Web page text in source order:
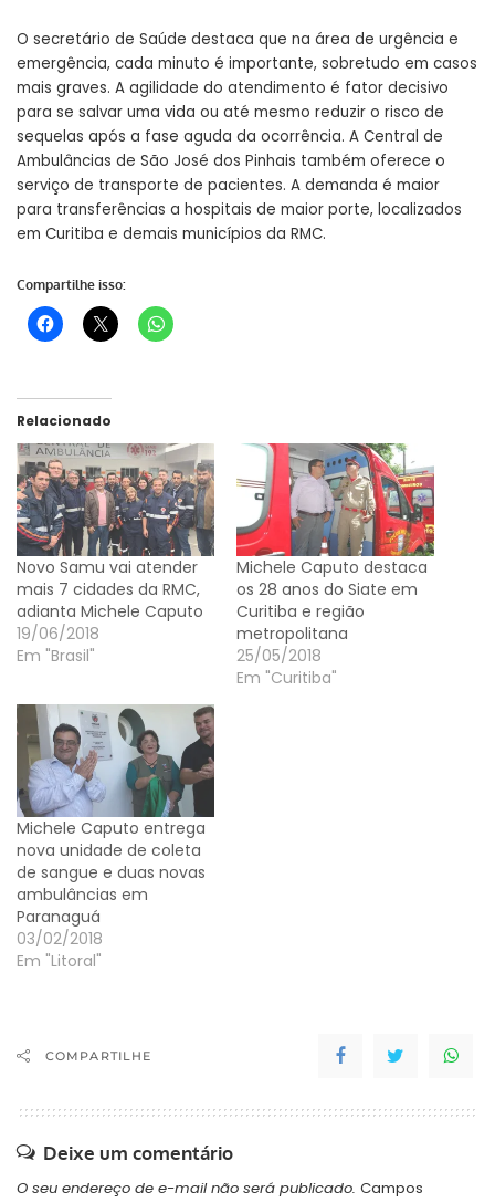
O secretário de Saúde destaca que na área de urgência e
emergência, cada minuto é importante, sobretudo em casos
mais graves. A agilidade do atendimento é fator decisivo
para se salvar uma vida ou até mesmo reduzir o risco de
sequelas após a fase aguda da ocorrência. A Central de
Ambulâncias de São José dos Pinhais também oferece o
serviço de transporte de pacientes. A demanda é maior
para transferências a hospitais de maior porte, localizados
em Curitiba e demais municípios da RMC.
Compartilhe isso:
Relacionado
Novo Samu vai atender
mais 7 cidades da RMC,
adianta Michele Caputo
19/06/2018
Em "Brasil"
Michele Caputo destaca
os 28 anos do Siate em
Curitiba e região
metropolitana
25/05/2018
Em "Curitiba"
Michele Caputo entrega
nova unidade de coleta
de sangue e duas novas
ambulâncias em
Paranaguá
03/02/2018
Em "Litoral"
COMPARTILHE
Deixe um comentário
O seu endereço de e-mail não será publicado. Campos